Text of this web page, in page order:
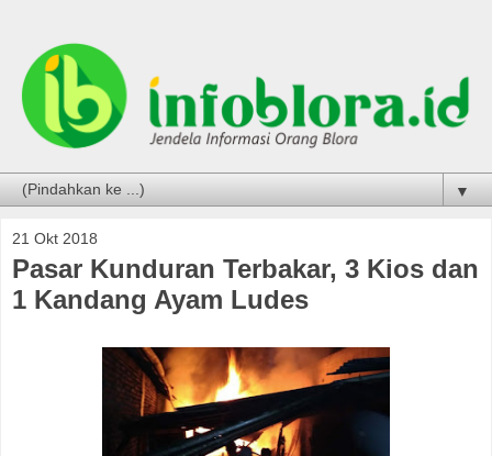
▼
21 Okt 2018
Pasar Kunduran Terbakar, 3 Kios dan
1 Kandang Ayam Ludes